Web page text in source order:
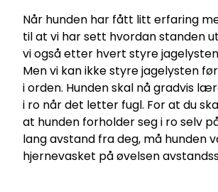
Når hunden har fått litt erfaring
til at vi har sett hvordan standen
vi også etter hvert styre
Men vi kan ikke styre jagelysten
i orden. Hunden skal nå gradvis
i ro når det letter fugl. For at du
at hunden forholder seg i ro selv
lang avstand fra deg, må hunden
hjernevasket på øvelsen